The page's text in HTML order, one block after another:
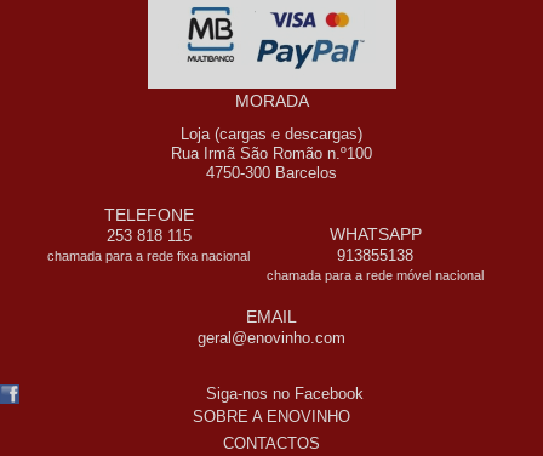
MORADA
Loja (cargas e descargas)
Rua Irmã São Romão n.º100
4750-300 Barcelos
TELEFONE
253 818 115
chamada para a rede fixa nacional
WHATSAPP
913855138
chamada para a rede móvel nacional
EMAIL
geral@enovinho.com
Siga-nos no Facebook
SOBRE A ENOVINHO
CONTACTOS